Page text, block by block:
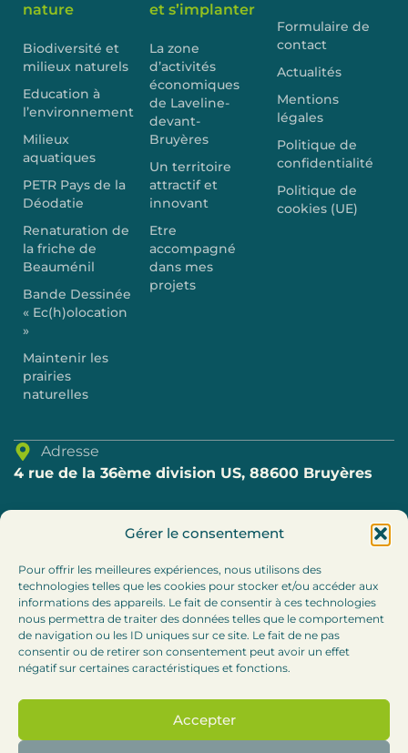
Gérer le consentement
Pour offrir les meilleures expériences, nous utilisons des
technologies telles que les cookies pour stocker et/ou accéder aux
informations des appareils. Le fait de consentir à ces technologies
nous permettra de traiter des données telles que le comportement
de navigation ou les ID uniques sur ce site. Le fait de ne pas
consentir ou de retirer son consentement peut avoir un effet
négatif sur certaines caractéristiques et fonctions.
Accepter
nature
Biodiversité et
milieux naturels
Education à
l’environnement
Milieux
aquatiques
PETR Pays de la
Déodatie
Renaturation de
la friche de
Beauménil
Bande Dessinée
« Ec(h)olocation
»
Maintenir les
prairies
naturelles
et s’implanter
La zone
d’activités
économiques
de Laveline-
devant-
Bruyères
Un territoire
attractif et
innovant
Etre
accompagné
dans mes
projets
Formulaire de
contact
Actualités
Mentions
légales
Politique de
confidentialité
Politique de
cookies (UE)
Adresse
4 rue de la 36ème division US, 88600 Bruyères
E-mail
accueil@cc-bruyeres.fr
Horaires
8h30-12h (accueil téléphonique l’après-
midi)